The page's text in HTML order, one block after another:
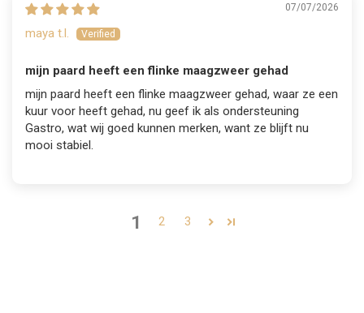
07/07/2026
maya t.l.
mijn paard heeft een flinke maagzweer gehad
mijn paard heeft een flinke maagzweer gehad, waar ze een
kuur voor heeft gehad, nu geef ik als ondersteuning
Gastro, wat wij goed kunnen merken, want ze blijft nu
mooi stabiel.
1 2 3